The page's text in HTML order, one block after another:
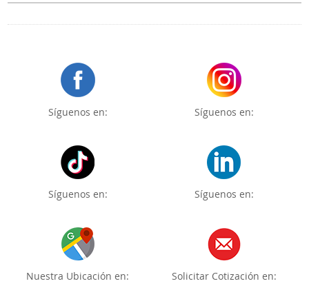
Síguenos en: Síguenos en:
Síguenos en: Síguenos en:
Nuestra Ubicación en: Solicitar Cotización en: